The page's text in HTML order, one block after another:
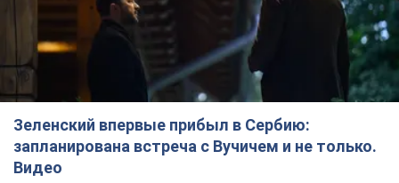
Зеленский впервые прибыл в Сербию:
запланирована встреча с Вучичем и не только.
Видео